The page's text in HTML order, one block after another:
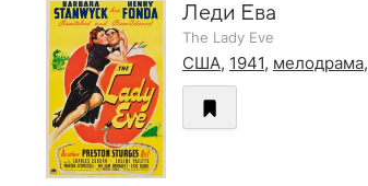
Леди Ева
The Lady Eve
США, 1941, мелодрама,